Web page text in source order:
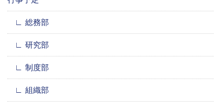
総務部
研究部
制度部
組織部